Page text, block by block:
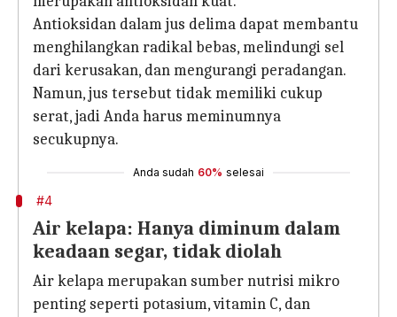
Antioksidan dalam jus delima dapat membantu
menghilangkan radikal bebas, melindungi sel
dari kerusakan, dan mengurangi peradangan.
Namun, jus tersebut tidak memiliki cukup
serat, jadi Anda harus meminumnya
secukupnya.
Anda sudah 60% selesai
#4
Air kelapa: Hanya diminum dalam
keadaan segar, tidak diolah
Air kelapa merupakan sumber nutrisi mikro
penting seperti potasium, vitamin C, dan